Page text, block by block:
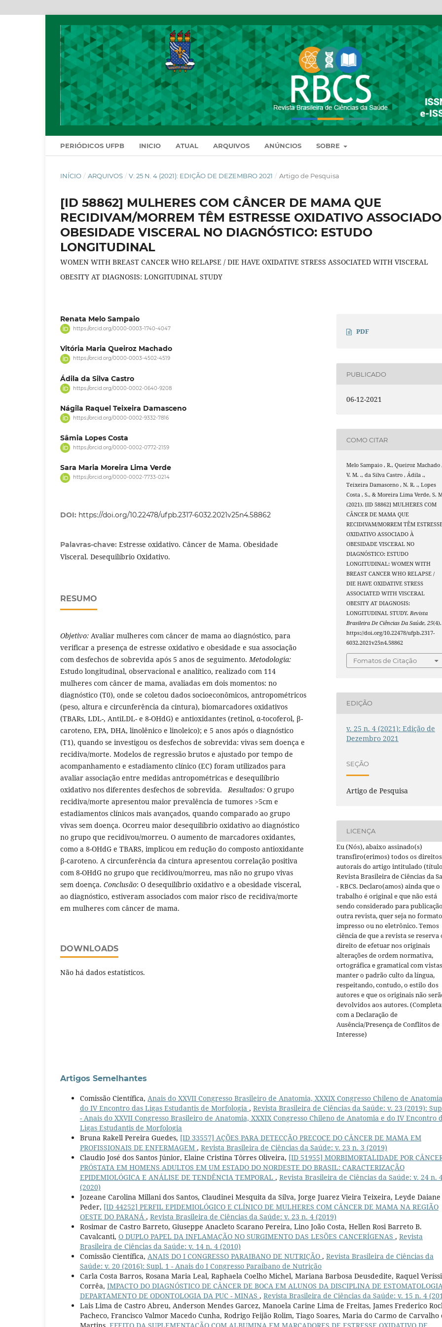
PERIÓDICOS UFPB INICIO ATUAL ARQUIVOS ANÚNCIOS SOBRE
INÍCIO / ARQUIVOS / V. 25 N. 4 (2021): EDIÇÃO DE DEZEMBRO 2021 / Artigo de Pesquisa
[ID 58862] MULHERES COM CÂNCER DE MAMA QUE
RECIDIVAM/MORREM TÊM ESTRESSE OXIDATIVO
OBESIDADE VISCERAL NO DIAGNÓSTICO: ESTUDO
LONGITUDINAL
WOMEN WITH BREAST CANCER WHO RELAPSE / DIE HAVE OXIDATIVE STRESS ASSOCIATED WITH VISCERAL
OBESITY AT DIAGNOSIS: LONGITUDINAL STUDY
Renata Melo Sampaio
https://orcid.org/0000-0003-1740-4047
Vitória Maria Queiroz Machado
https://orcid.org/0000-0003-4502-4519
Ádila da Silva Castro
https://orcid.org/0000-0002-0640-9208
Nágila Raquel Teixeira Damasceno
https://orcid.org/0000-0002-9332-7816
Sâmia Lopes Costa
https://orcid.org/0000-0002-0772-2159
Sara Maria Moreira Lima Verde
https://orcid.org/0000-0002-7733-0214
DOI: https://doi.org/10.22478/ufpb.2317-6032.2021v25n4.58862
Palavras-chave: Estresse oxidativo. Câncer de Mama. Obesidade
Visceral. Desequilíbrio Oxidativo.
RESUMO
Objetivo: Avaliar mulheres com câncer de mama ao diagnóstico, para
verificar a presença de estresse oxidativo e obesidade e sua associação
com desfechos de sobrevida após 5 anos de seguimento. Metodologia:
Estudo longitudinal, observacional e analítico, realizado com 114
mulheres com câncer de mama, avaliadas em dois momentos: no
diagnóstico (T0), onde se coletou dados socioeconômicos, antropométricos
(peso, altura e circunferência da cintura), biomarcadores oxidativos
(TBARs, LDL-, AntiLDL- e 8-OHdG) e antioxidantes (retinol, α-tocoferol, β-
caroteno, EPA, DHA, linolênico e linoleico); e 5 anos após o diagnóstico
(T1), quando se investigou os desfechos de sobrevida: vivas sem doença e
recidiva/morte. Modelos de regressão brutos e ajustado por tempo de
acompanhamento e estadiamento clínico (EC) foram utilizados para
avaliar associação entre medidas antropométricas e desequilíbrio
oxidativo nos diferentes desfechos de sobrevida. Resultados: O grupo
recidiva/morte apresentou maior prevalência de tumores >5cm e
estadiamentos clínicos mais avançados, quando comparado ao grupo
vivas sem doença. Ocorreu maior desequilíbrio oxidativo ao diagnóstico
no grupo que recidivou/morreu. O aumento de marcadores oxidantes,
como a 8-OHdG e TBARS, implicou em redução do composto antioxidante
β-caroteno. A circunferência da cintura apresentou correlação positiva
com 8-OHdG no grupo que recidivou/morreu, mas não no grupo vivas
sem doença. Conclusão: O desequilíbrio oxidativo e a obesidade visceral,
ao diagnóstico, estiveram associados com maior risco de recidiva/morte
em mulheres com câncer de mama.
DOWNLOADS
Não há dados estatísticos.
PDF
PUBLICADO
06-12-2021
COMO CITAR
Melo Sampaio , R., Queiroz Machado ,
V. M. ., da Silva Castro , Ádila .,
Teixeira Damasceno , N. R. ., Lopes
Costa , S., & Moreira Lima Verde, S.
(2021). [ID 58862] MULHERES COM
CÂNCER DE MAMA QUE
RECIDIVAM/MORREM TÊM
OXIDATIVO ASSOCIADO À
OBESIDADE VISCERAL NO
DIAGNÓSTICO: ESTUDO
LONGITUDINAL: WOMEN WITH
BREAST CANCER WHO RELAPSE /
DIE HAVE OXIDATIVE STRESS
ASSOCIATED WITH VISCERAL
OBESITY AT DIAGNOSIS:
LONGITUDINAL STUDY.Revista
Brasileira De Ciências Da Saúde,25(4).
https://doi.org/10.22478/ufpb.2317-
6032.2021v25n4.58862
Fomatos de Citação
EDIÇÃO
v. 25 n. 4 (2021): Edição de
Dezembro 2021
SEÇÃO
Artigo de Pesquisa
LICENÇA
Eu (Nós), abaixo assinado(s)
transfiro(erimos) todos os direitos
autorais do artigo intitulado
Revista Brasileira de Ciências da
- RBCS. Declaro(amos) ainda que o
trabalho é original e que não está
sendo considerado para
outra revista, quer seja no formato
impresso ou no eletrônico. Temos
ciência de que a revista se reserva
direito de efetuar nos originais
alterações de ordem normativa,
ortográfica e gramatical com
manter o padrão culto da língua,
respeitando, contudo, o estilo dos
autores e que os originais não
devolvidos aos autores.
com a Declaração de
Ausência/Presença de Conflitos de
Interesse)
Artigos Semelhantes
Comissão Científica, Anais do XXVII Congresso Brasileiro de Anatomia, XXXIX Congresso Chileno de
do IV Encontro das Ligas Estudantis de Morfologia , Revista Brasileira de Ciências da Saúde: v. 23 (2019):
- Anais do XXVII Congresso Brasileiro de Anatomia, XXXIX Congresso Chileno de Anatomia e do IV Encontro
Ligas Estudantis de Morfologia
Bruna Rakell Pereira Guedes, [ID 33557] AÇÕES PARA DETECÇÃO PRECOCE DO CÂNCER DE MAMA EM
PROFISSIONAIS DE ENFERMAGEM , Revista Brasileira de Ciências da Saúde: v. 23 n. 3 (2019)
Claudio José dos Santos Júnior, Elaine Cristina Tôrres Oliveira, [ID 51955] MORBIMORTALIDADE POR
PRÓSTATA EM HOMENS ADULTOS EM UM ESTADO DO NORDESTE DO BRASIL: CARACTERIZAÇÃO
EPIDEMIOLÓGICA E ANÁLISE DE TENDÊNCIA TEMPORAL , Revista Brasileira de Ciências da Saúde: v. 24 n.
(2020)
Jozeane Carolina Millani dos Santos, Claudinei Mesquita da Silva, Jorge Juarez Vieira Teixeira, Leyde Daiane
Peder, [ID 44252] PERFIL EPIDEMIOLÓGICO E CLÍNICO DE MULHERES COM CÂNCER DE MAMA NA REGIÃO
OESTE DO PARANÁ , Revista Brasileira de Ciências da Saúde: v. 23 n. 4 (2019)
Rosimar de Castro Barreto, Giuseppe Anacleto Scarano Pereira, Lino João Costa, Hellen Rosi Barreto B.
Cavalcanti, O DUPLO PAPEL DA INFLAMAÇÃO NO SURGIMENTO DAS LESÕES CANCERÍGENAS , Revista
Brasileira de Ciências da Saúde: v. 14 n. 4 (2010)
Comissão Científica, ANAIS DO I CONGRESSO PARAIBANO DE NUTRIÇÃO , Revista Brasileira de Ciências da
Saúde: v. 20 (2016): Supl. 1 - Anais do I Congresso Paraibano de Nutrição
Carla Costa Barros, Rosana Maria Leal, Raphaela Coelho Michel, Mariana Barbosa Deusdedite, Raquel
Corrêa, IMPACTO DO DIAGNÓSTICO DE CÂNCER DE BOCA EM ALUNOS DA DISCIPLINA DE
DEPARTAMENTO DE ODONTOLOGIA DA PUC - MINAS , Revista Brasileira de Ciências da Saúde: v. 15 n. 4
Lais Lima de Castro Abreu, Anderson Mendes Garcez, Manoela Carine Lima de Freitas, James Frederico
Pacheco, Francisco Valmor Macedo Cunha, Rodrigo Feijão Rolim, Tiago Soares, Maria do Carmo de Carvalho